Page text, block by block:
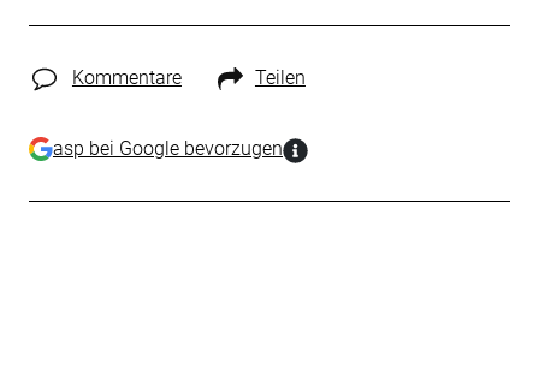
Kommentare Teilen
asp bei Google bevorzugen